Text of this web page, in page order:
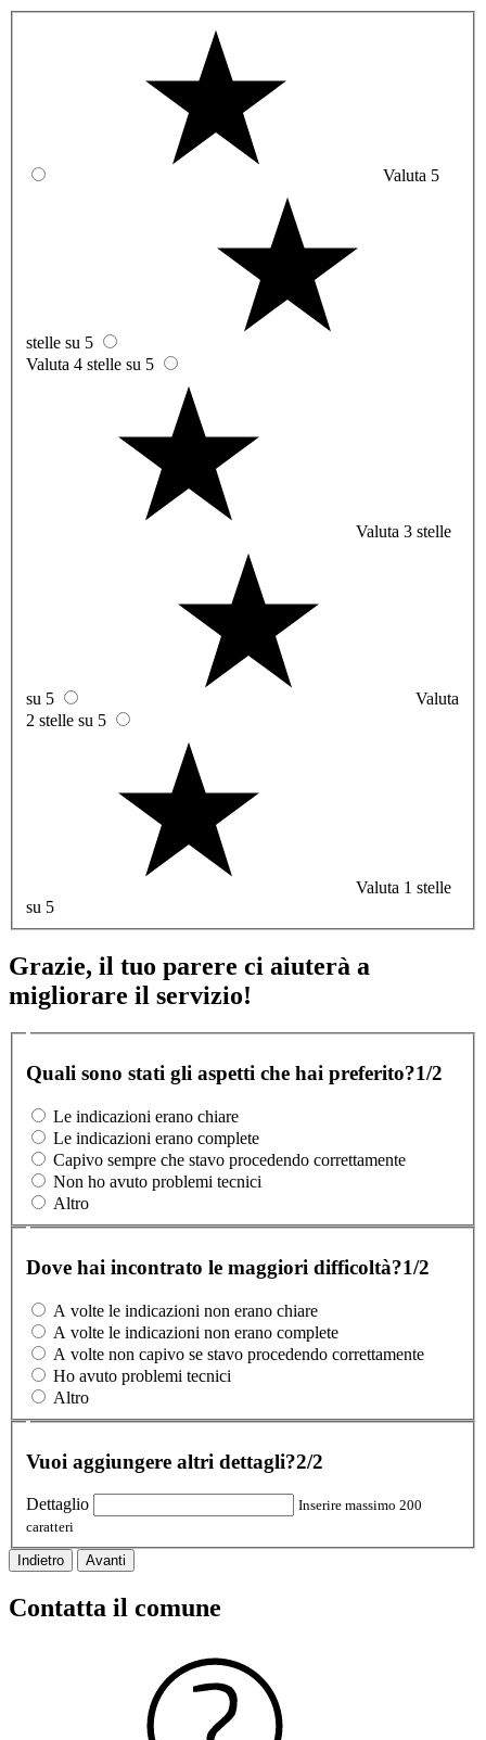
Valuta 5
stelle su 5
Valuta 4 stelle su 5
Valuta 3 stelle
su 5
Valuta
2 stelle su 5
Valuta 1 stelle
su 5
Grazie, il tuo parere ci aiuterà a
migliorare il servizio!
Quali sono stati gli aspetti che hai preferito?1/2
Le indicazioni erano chiare
Le indicazioni erano complete
Capivo sempre che stavo procedendo correttamente
Non ho avuto problemi tecnici
Altro
Dove hai incontrato le maggiori difficoltà?1/2
A volte le indicazioni non erano chiare
A volte le indicazioni non erano complete
A volte non capivo se stavo procedendo correttamente
Ho avuto problemi tecnici
Altro
Vuoi aggiungere altri dettagli?2/2
Dettaglio
Inserire massimo 200
caratteri
Indietro Avanti
Contatta il comune